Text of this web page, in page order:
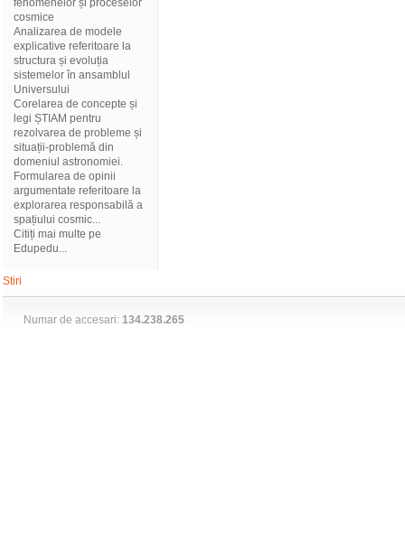
fenomenelor și proceselor
cosmice
Analizarea de modele
explicative referitoare la
structura și evoluția
sistemelor în ansamblul
Universului
Corelarea de concepte și
legi ȘTIAM pentru
rezolvarea de probleme și
situații-problemă din
domeniul astronomiei.
Formularea de opinii
argumentate referitoare la
explorarea responsabilă a
spațiului cosmic...
Citiți mai multe pe
Edupedu...
Stiri
Numar de accesari: 134.238.265